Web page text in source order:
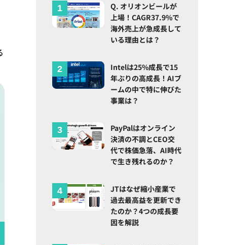
Q. オリオンビールが
上場！CAGR37.9%で
海外売上が急成長して
いる理由とは？
Intelは25%成長で15
年ぶりの高成長！AIブ
ームの中で特に伸びた
事業は？
PayPalはオンライン
決済の不調とCEO交
代で株価急落、AI時代
で生き残れるのか？
JTはなぜ縮小産業で
過去最高益を更新でき
たのか？4つの成長要
因を解説